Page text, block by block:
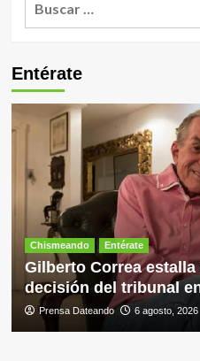
Entérate
Chismeando Entérate
Gilberto Correa
decisión del tribunal
Prensa Dateando 6 agosto, 2026